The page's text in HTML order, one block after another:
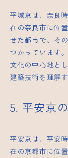
平城京は、奈良
在の奈良市に位
せた都市で、そ
つかっています
文化の中心地と
建築技術を理解
5. 平安京
平安京は、平安
在の京都市に位